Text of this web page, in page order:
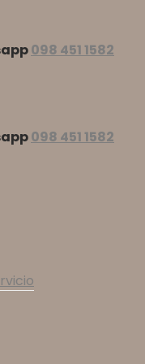
098 451 1582
098 451 1582